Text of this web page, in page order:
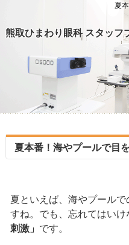
夏
熊取ひまわり眼科 スタッフ
夏本番！海やプールで目
夏といえば、海やプール
すね。でも、忘れてはいけ
刺激」 です。